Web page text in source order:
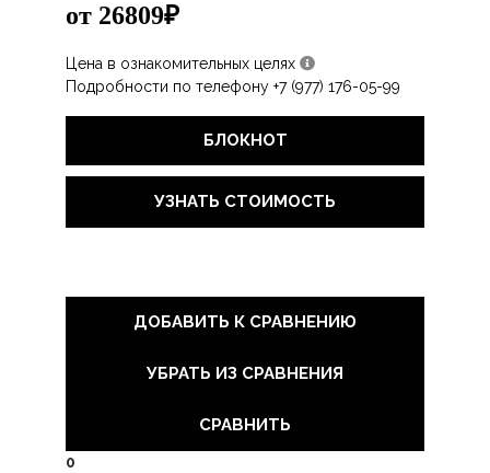
от 26809₽
Цена в ознакомительных целях
Подробности по телефону +7 (977) 176-05-99
БЛОКНОТ
УЗНАТЬ СТОИМОСТЬ
ДОБАВИТЬ К СРАВНЕНИЮ
УБРАТЬ ИЗ СРАВНЕНИЯ
СРАВНИТЬ
0